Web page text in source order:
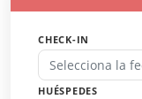
CHECK-IN
HUÉSPEDES